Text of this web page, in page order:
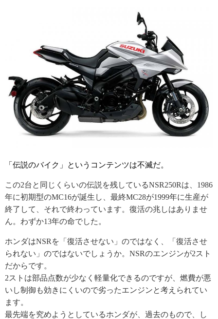
「伝説のバイク」というコンテンツは不滅だ。
この2台と同じくらいの伝説を残しているNSR250Rは、1986
年に初期型のMC16が誕生し、最終MC28が1999年に生産が
終了して、それで終わっています。復活の兆しはありませ
ん。わずか13年の命でした。
ホンダはNSRを「復活させない」のではなく、「復活させ
られない」のではないでしょうか。NSRのエンジンが2スト
だからです。
2ストは部品点数が少なく軽量化できるのですが、燃費が悪
いし制御も効きにくいので劣ったエンジンと考えられてい
ます。
最先端を究めようとしているホンダが、過去のもので、し